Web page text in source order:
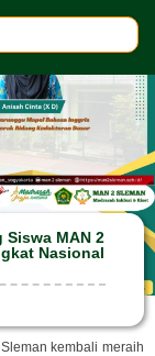
MAN 2
Nasional
kembali meraih